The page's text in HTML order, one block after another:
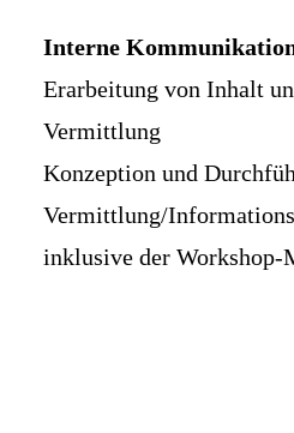
Interne
Erarbeitung von Inhalt
Vermittlung
Konzeption und
Vermittlung/
inklusive der Workshop-